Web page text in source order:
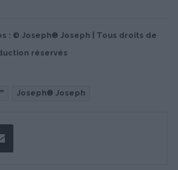
: © Joseph® Joseph | Tous droits de
réservés
Joseph® Joseph